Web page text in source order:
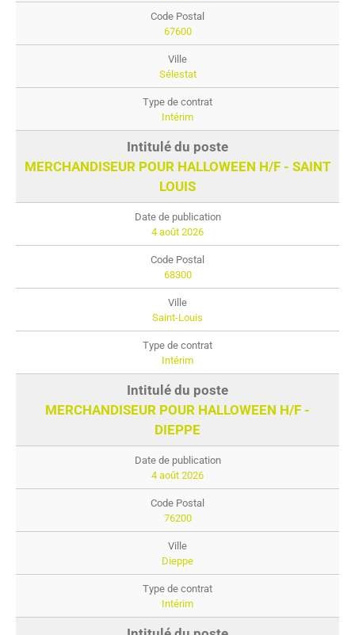
67600
Sélestat
Intérim
MERCHANDISEUR POUR HALLOWEEN H/F - SAINT
LOUIS
4 août 2026
68300
Saint-Louis
Intérim
MERCHANDISEUR POUR HALLOWEEN H/F -
DIEPPE
4 août 2026
76200
Dieppe
Intérim